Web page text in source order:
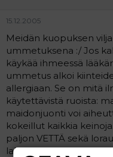
15.12.2005
Meidän kuopuksen
ummetuksena :/ Jos
käykää ihmeessä
ummetus alkoi
allergiaan. Se on mitä
käytettävistä ruoista:
maidonjuonti voi
kokeillut kaikkia
paljon VETTÄ sekä
laksatiiveilla saa